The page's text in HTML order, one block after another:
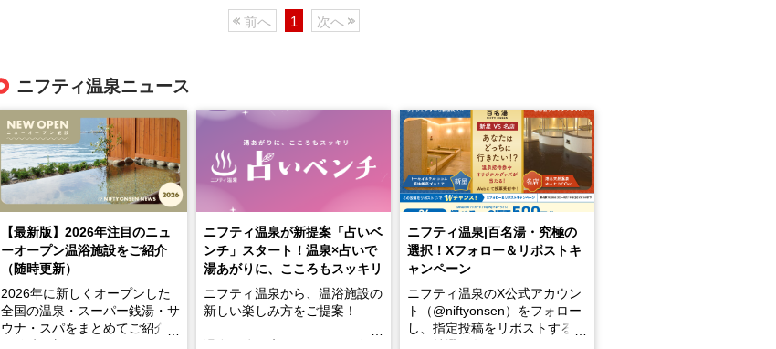
前へ 1 次へ
ニフティ温泉ニュース
【最新版】2026年注目のニュ
ーオープン温浴施設をご紹介
（随時更新）
2026年に新しくオープンした
全国の温泉・スーパー銭湯・サ
ウナ・スパをまとめてご紹介！
ニフティ温泉が新提案「占いベ
ンチ」スタート！温泉×占いで
湯あがりに、こころもスッキリ
ニフティ温泉から、温浴施設の
新しい楽しみ方をご提案！
ニフティ温泉|百名湯・究極の
選択！Xフォロー＆リポストキ
ャンペーン
ニフティ温泉のX公式アカウン
ト（@niftyonsen）をフォロー
し、指定投稿をリポストする